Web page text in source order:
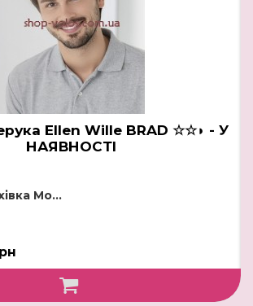
Ellen Wille BRAD ☆☆◗ - У
НАЯВНОСТІ
Mo...